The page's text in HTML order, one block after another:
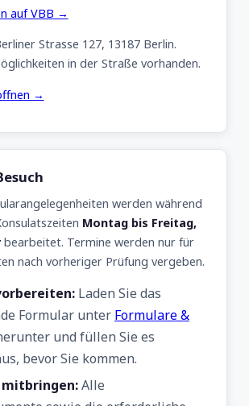
auf VBB →
Strasse 127, 13187 Berlin.
in der Straße vorhanden.
→
werden während
Montag bis Freitag,
bearbeitet. Termine werden nur für
nach vorheriger Prüfung vergeben.
Laden Sie das
Formular unter Formulare &
und füllen Sie es
bevor Sie kommen.
Alle